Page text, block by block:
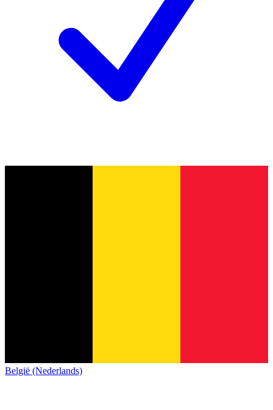
België (Nederlands)